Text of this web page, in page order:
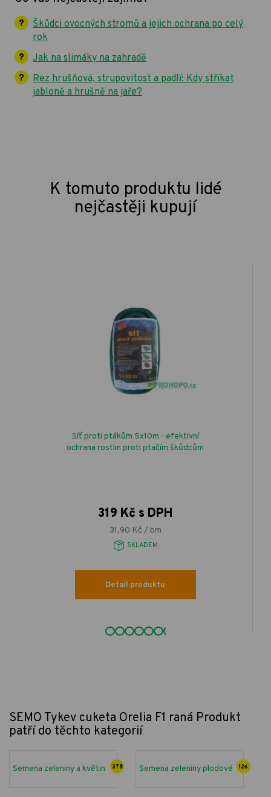
Škůdci ovocných stromů a jejich ochrana po celý
rok
Jak na slimáky na zahradě
Rez hrušňová, strupovitost a padlí: Kdy stříkat
jabloně a hrušně na jaře?
K tomuto produktu lidé
nejčastěji kupují
Síť proti ptákům 5x10m - efektivní
ochrana rostlin proti ptačím škůdcům
319 Kč s DPH
31,90 Kč / bm
SKLADEM
Detail produktu
SEMO Tykev cuketa Orelia F1 raná Produkt
patří do těchto kategorií
Semena zeleniny a květin 378 Semena zeleniny plodové 126